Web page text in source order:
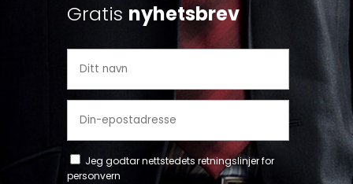
Gratis nyhetsbrev
Jeg godtar nettstedets retningslinjer for
personvern